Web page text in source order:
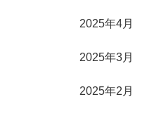
2025年4月
2025年3月
2025年2月